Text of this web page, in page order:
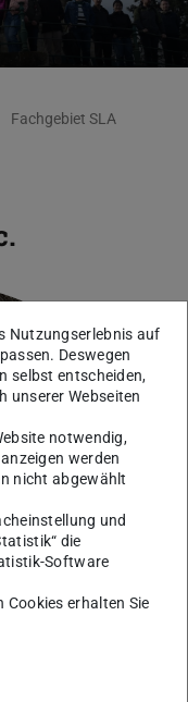
Fachgebiet SLA
Nutzungserlebnis auf
Deswegen
selbst entscheiden,
unserer Webseiten
notwendig,
werden
nicht abgewählt
und
die
Software
erhalten Sie